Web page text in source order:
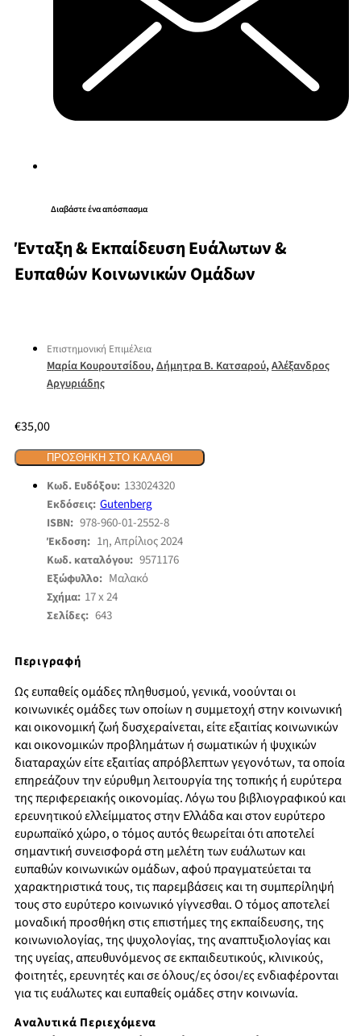
Διαβάστε ένα απόσπασμα
Ένταξη & Εκπαίδευση Ευάλωτων &
Ευπαθών Κοινωνικών Ομάδων
Επιστημονική Επιμέλεια
Μαρία Κουρουτσίδου,Δήμητρα Β. Κατσαρού,Αλέξανδρος
Αργυριάδης
€35,00
ΠΡΟΣΘΉΚΗ ΣΤΟ ΚΑΛΆΘΙ
Κωδ. Ευδόξου: 133024320
Εκδόσεις: Gutenberg
ISBN: 978-960-01-2552-8
Έκδοση: 1η, Απρίλιος 2024
Κωδ. καταλόγου: 9571176
Εξώφυλλο: Μαλακό
Σχήμα: 17 x 24
Σελίδες: 643
Περιγραφή
Ως ευπαθείς ομάδες πληθυσμού, γενικά, νοούνται οι
κοινωνικές ομάδες των οποίων η συμμετοχή στην κοινωνική
και οικονομική ζωή δυσχεραίνεται, είτε εξαιτίας κοινωνικών
και οικονομικών προβλημάτων ή σωματικών ή ψυχικών
διαταραχών είτε εξαιτίας απρόβλεπτων γεγονότων, τα οποία
επηρεάζουν την εύρυθμη λειτουργία της τοπικής ή ευρύτερα
της περιφερειακής οικονομίας. Λόγω του βιβλιογραφικού και
ερευνητικού ελλείμματος στην Ελλάδα και στον ευρύτερο
ευρωπαϊκό χώρο, ο τόμος αυτός θεωρείται ότι αποτελεί
σημαντική συνεισφορά στη μελέτη των ευάλωτων και
ευπαθών κοινωνικών ομάδων, αφού πραγματεύεται τα
χαρακτηριστικά τους, τις παρεμβάσεις και τη συμπερίληψή
τους στο ευρύτερο κοινωνικό γίγνεσθαι. Ο τόμος αποτελεί
μοναδική προσθήκη στις επιστήμες της εκπαίδευσης, της
κοινωνιολογίας, της ψυχολογίας, της αναπτυξιολογίας και
της υγείας, απευθυνόμενος σε εκπαιδευτικούς, κλινικούς,
φοιτητές, ερευνητές και σε όλους/ες όσοι/ες ενδιαφέρονται
για τις ευάλωτες και ευπαθείς ομάδες στην κοινωνία.
Αναλυτικά Περιεχόμενα